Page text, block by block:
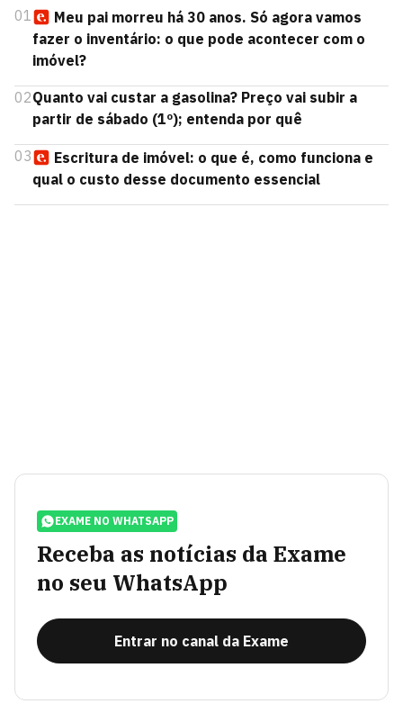
01
Meu pai morreu há 30 anos. Só agora vamos
fazer o inventário: o que pode acontecer com o
imóvel?
02Quanto vai custar a gasolina? Preço vai subir a
partir de sábado (1º); entenda por quê
03
Escritura de imóvel: o que é, como funciona e
qual o custo desse documento essencial
EXAME NO WHATSAPP
Receba as notícias da Exame
no seu WhatsApp
Entrar no canal da Exame